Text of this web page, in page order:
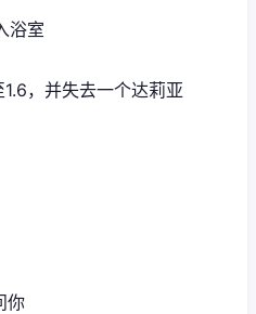
浴室
，并失去一个达莉亚
你